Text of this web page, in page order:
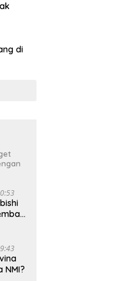
di
NMI?